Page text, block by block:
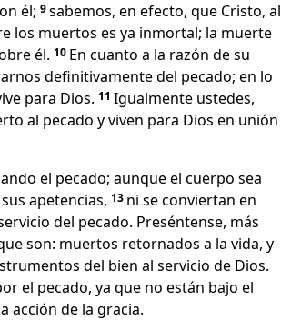
él; 9sabemos, en efecto, que Cristo, al
los muertos es ya inmortal; la muerte
él. 10 En cuanto a la razón de su
definitivamente del pecado; en lo
para Dios. 11 Igualmente ustedes,
al pecado y viven para Dios en unión
el pecado; aunque el cuerpo sea
apetencias, 13 ni se conviertan en
del pecado. Preséntense, más
son: muertos retornados a la vida, y
del bien al servicio de Dios.
el pecado, ya que no están bajo el
acción de la gracia.